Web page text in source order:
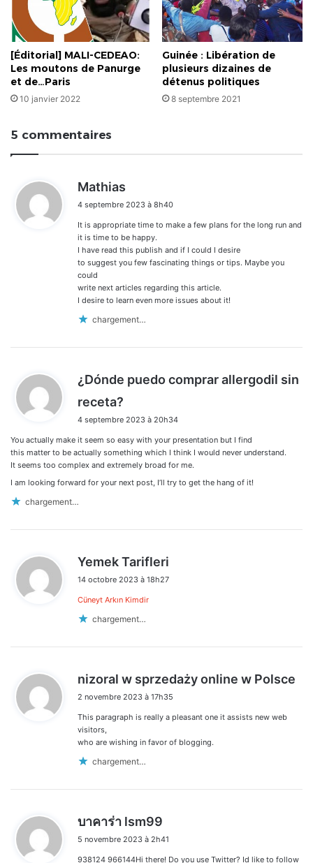
[Éditorial] MALI-CEDEAO:
Les moutons de Panurge
et de…Paris
10 janvier 2022
Guinée : Libération de
plusieurs dizaines de
détenus politiques
8 septembre 2021
5 commentaires
Mathias
t
:
4 septembre 2023 à 8h40
It is appropriate time to make a few plans for the long run and
it is time to be happy.
I have read this publish and if I could I desire
to suggest you few fascinating things or tips. Maybe you
could
write next articles regarding this article.
I desire to learn even more issues about it!
chargement…
¿Dónde puedo comprar allergodil sin
receta?
t
:
4 septembre 2023 à 20h34
You actually make it seem so easy with your presentation but I find
this matter to be actually something which I think I would never understand.
It seems too complex and extremely broad for me.
I am looking forward for your next post, I’ll try to get the hang of it!
chargement…
Yemek Tarifleri
14 octobre 2023 à 18h27
Cüneyt Arkın Kimdir
chargement…
nizoral w sprzedaży online w Polsce
2 novembre 2023 à 17h35
This paragraph is really a pleasant one it assists new web
visitors,
who are wishing in favor of blogging.
chargement…
บาคาร่า lsm99
t
5 novembre 2023 à 2h41
938124 966144Hi there! Do you use Twitter? Id like to follow